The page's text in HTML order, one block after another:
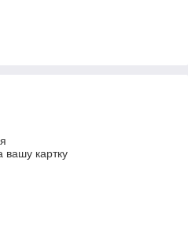
вашу картку